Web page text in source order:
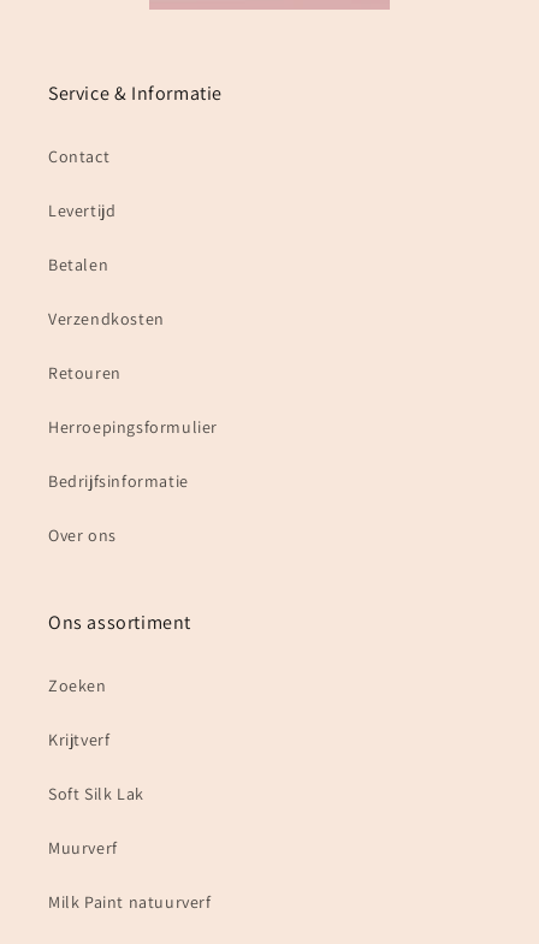
Service & Informatie
Contact
Levertijd
Betalen
Verzendkosten
Retouren
Herroepingsformulier
Bedrijfsinformatie
Over ons
Ons assortiment
Zoeken
Krijtverf
Soft Silk Lak
Muurverf
Milk Paint natuurverf